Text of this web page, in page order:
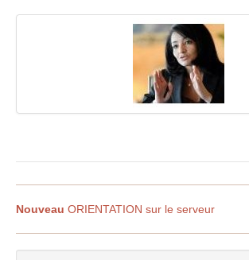
Nouveau ORIENTATION sur le serveur